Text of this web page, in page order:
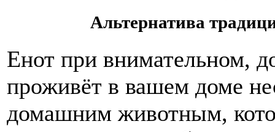
Альтернатива
Енот при внимательном,
проживёт в вашем доме
домашним животным,